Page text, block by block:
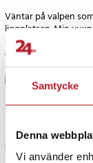
Samtycke
Denna
Vi använder
Väntar på valpen
liggplatsen. Min
Biabädd ovanpå,
den största
2 år sedan
Agneta L